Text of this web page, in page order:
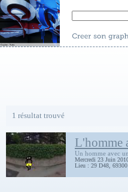
1 résultat trouvé
L'homme
Un homme avec
Mercredi 23 Juin
Lieu : 29 D48, 69300